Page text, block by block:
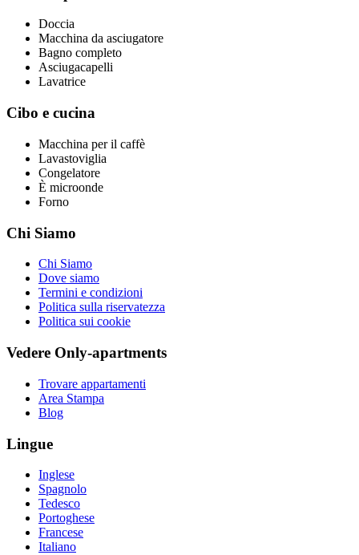
Doccia
Macchina da asciugatore
Bagno completo
Asciugacapelli
Lavatrice
Cibo e cucina
Macchina per il caffè
Lavastoviglia
Congelatore
È microonde
Forno
Chi Siamo
Chi Siamo
Dove siamo
Termini e condizioni
Politica sulla riservatezza
Politica sui cookie
Vedere Only-apartments
Trovare appartamenti
Area Stampa
Blog
Lingue
Inglese
Spagnolo
Tedesco
Portoghese
Francese
Italiano